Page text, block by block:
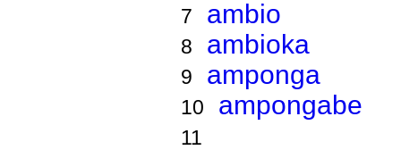
7 ambio
8 ambioka
9 amponga
10 ampongabe
11